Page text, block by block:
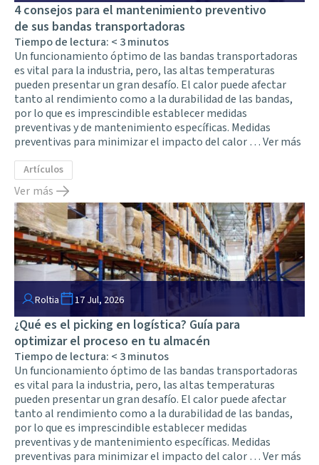
4 consejos para el mantenimiento preventivo
de sus bandas transportadoras
Tiempo de lectura: < 3minutos
Un funcionamiento óptimo de las bandas transportadoras
es vital para la industria, pero, las altas temperaturas
pueden presentar un gran desafío. El calor puede afectar
tanto al rendimiento como a la durabilidad de las bandas,
por lo que es imprescindible establecer medidas
preventivas y de mantenimiento específicas. Medidas
preventivas para minimizar el impacto del calor …Ver más
Artículos
Ver más
Roltia 17 Jul, 2026
¿Qué es el picking en logística? Guía para
optimizar el proceso en tu almacén
Tiempo de lectura: < 3minutos
Un funcionamiento óptimo de las bandas transportadoras
es vital para la industria, pero, las altas temperaturas
pueden presentar un gran desafío. El calor puede afectar
tanto al rendimiento como a la durabilidad de las bandas,
por lo que es imprescindible establecer medidas
preventivas y de mantenimiento específicas. Medidas
preventivas para minimizar el impacto del calor …Ver más